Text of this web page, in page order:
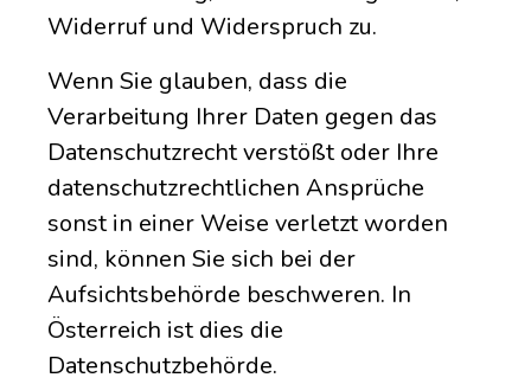
Widerruf und Widerspruch zu.
Wenn Sie glauben, dass die
Verarbeitung Ihrer Daten gegen das
Datenschutzrecht verstößt oder Ihre
datenschutzrechtlichen Ansprüche
sonst in einer Weise verletzt worden
sind, können Sie sich bei der
Aufsichtsbehörde beschweren. In
Österreich ist dies die
Datenschutzbehörde.